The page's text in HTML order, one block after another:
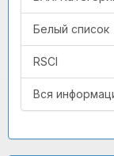
Белый список
RSCI
Вся